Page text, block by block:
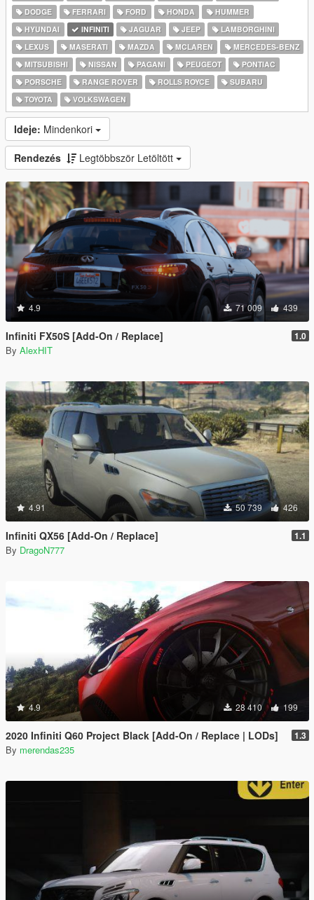
DODGE
FERRARI FORD HONDA
HUMMER
HYUNDAI
INFINITI JAGUAR JEEP
LAMBORGHINI
LEXUS
MASERATI MAZDA MCLAREN
MERCEDES-BENZ
MITSUBISHI
NISSAN PAGANI PEUGEOT
PONTIAC
PORSCHE
RANGE ROVER ROLLS ROYCE
SUBARU
TOYOTA
VOLKSWAGEN
Ideje: Mindenkori
Rendezés Legtöbbször Letöltött
4.9 71 009 439
Infiniti FX50S [Add-On / Replace] 1.0
By AlexHIT
4.91 50 739 426
Infiniti QX56 [Add-On / Replace] 1.1
By DragoN777
4.9 28 410 199
2020 Infiniti Q60 Project Black [Add-On / Replace | LODs] 1.3
By merendas235